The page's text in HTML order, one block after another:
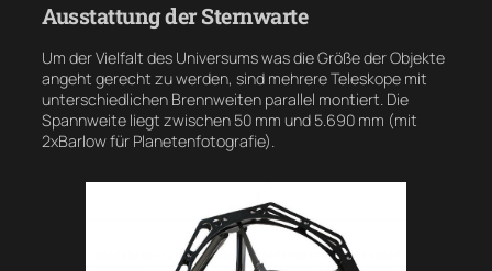
Ausstattung der Sternwarte
Um der Vielfalt des Universums was die Größe der Objekte
angeht gerecht zu werden, sind mehrere Teleskope mit
unterschiedlichen Brennweiten parallel montiert. Die
Spannweite liegt zwischen 50 mm und 5.690 mm (mit
2xBarlow für Planetenfotografie).